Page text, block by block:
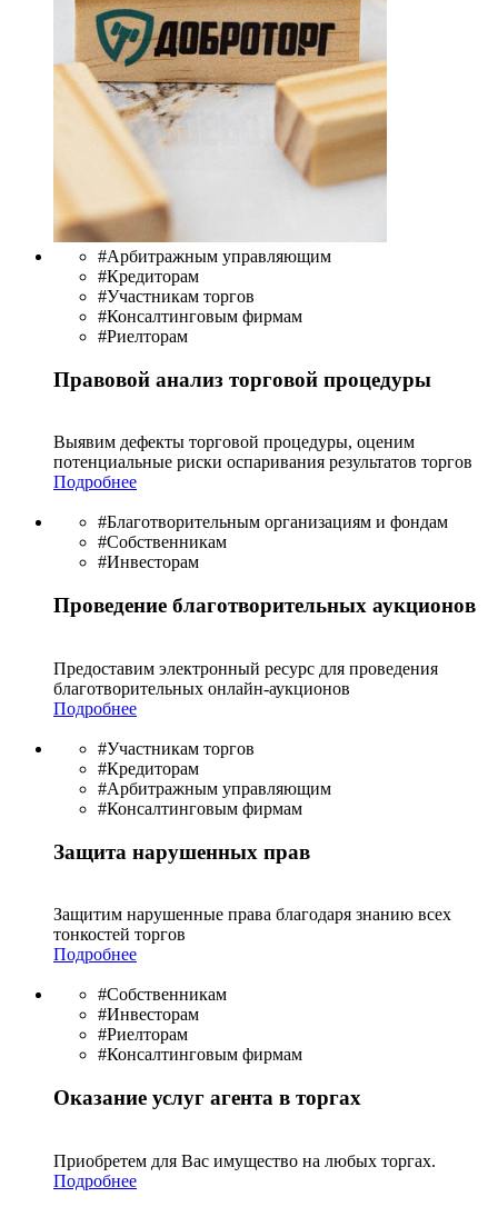
#Арбитражным управляющим
#Кредиторам
#Участникам торгов
#Консалтинговым фирмам
#Риелторам
Правовой анализ торговой процедуры
Выявим дефекты торговой процедуры, оценим
потенциальные риски оспаривания результатов торгов
Подробнее
#Благотворительным организациям и фондам
#Собственникам
#Инвесторам
Проведение благотворительных аукционов
Предоставим электронный ресурс для проведения
благотво­рительных онлайн-аукционов
Подробнее
#Участникам торгов
#Кредиторам
#Арбитражным управляющим
#Консалтинговым фирмам
Защита нарушенных прав
Защитим нарушенные права благодаря знанию всех
тонкостей торгов
Подробнее
#Собственникам
#Инвесторам
#Риелторам
#Консалтинговым фирмам
Оказание услуг агента в торгах
Приобретем для Вас имущество на любых торгах.
Подробнее